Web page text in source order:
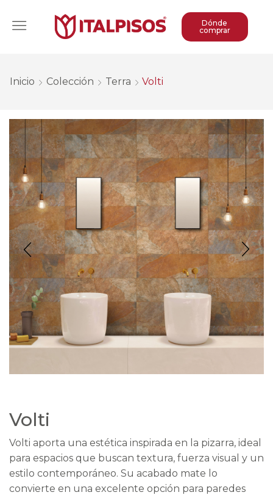
Dónde
comprar
Inicio Colección Terra Volti
Volti
Volti aporta una estética inspirada en la pizarra, ideal
para espacios que buscan textura, fuerza visual y un
estilo contemporáneo. Su acabado mate lo
convierte en una excelente opción para paredes